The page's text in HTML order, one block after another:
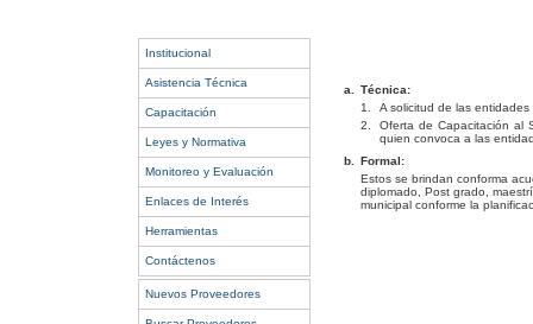
Institucional
Asistencia Técnica
Capacitación
Leyes y Normativa
Monitoreo y Evaluación
Enlaces de Interés
Herramientas
Contáctenos
Nuevos Proveedores
a.
Técnica:
1.
A solicitud de las
2.
Oferta de Capacitación al
quien convoca a las
b.
Formal:
Estos se brindan conforma
diplomado, Post grado,
municipal conforme la